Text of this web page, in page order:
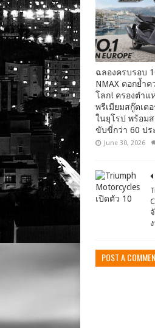
ฉลองครบรอบ
NMAX ตอกย้ำ
โลก! ครองตำแ
พรีเมียมสกู๊ตเต
ในยุโรป พร้อมส
ขับขี่กว่า 60 ปร
June 30, 2026
POST A